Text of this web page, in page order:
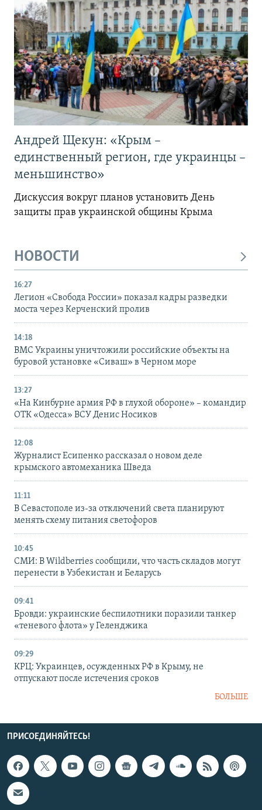
Андрей Щекун: «Крым –
единственный регион, где украинцы –
меньшинство»
Дискуссия вокруг планов установить День
защиты прав украинской общины Крыма
НОВОСТИ
16:27
Легион «Свобода России» показал кадры разведки
моста через Керченский пролив
14:18
ВМС Украины уничтожили российские объекты на
буровой установке «Сиваш» в Черном море
13:27
«На Кинбурне армия РФ в глухой обороне» – командир
ОТК «Одесса» ВСУ Денис Носиков
12:08
Журналист Есипенко рассказал о новом деле
крымского автомеханика Шведа
11:11
В Севастополе из-за отключений света планируют
менять схему питания светофоров
10:45
СМИ: В Wildberries сообщили, что часть складов могут
перенести в Узбекистан и Беларусь
09:41
Бровди: украинские беспилотники поразили танкер
«теневого флота» у Геленджика
09:29
КРЦ: Украинцев, осужденных РФ в Крыму, не
отпускают после истечения сроков
БОЛЬШЕ
ПРИСОЕДИНЯЙТЕСЬ!